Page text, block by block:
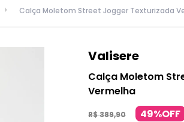
Calça Moletom Street Jogger Texturizada
Valisere
Calça Moletom
Vermelha
R$389,90 49%OFF